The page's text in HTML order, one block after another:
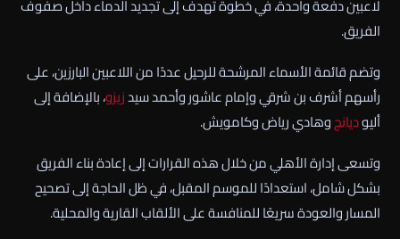
لاعبين دفعة واحدة، في خطوة تهدف إلى تجديد الدماء داخل صفوف
الفريق.
وتضم قائمة الأسماء المرشحة للرحيل عددًا من اللاعبين البارزين، على
رأسهم أشرف بن شرقي وإمام عاشور وأحمد سيدزيزو، بالإضافة إلى
أليوديانجوهادي رياض وكامويش.
وتسعى إدارة الأهلي من خلال هذه القرارات إلى إعادة بناء الفريق
بشكل شامل، استعدادًا للموسم المقبل، في ظل الحاجة إلى تصحيح
المسار والعودة سريعًا للمنافسة على الألقاب القارية والمحلية.